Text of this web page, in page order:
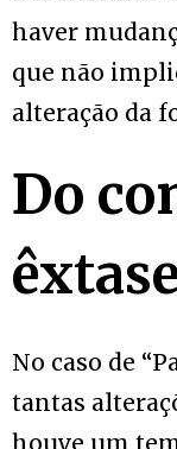
haver
que não
alteração da
Do
êxtase
No caso de
tantas
houve um